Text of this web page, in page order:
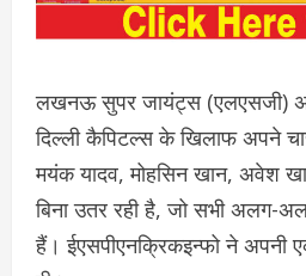
लखनऊ सुपर जायंट्स (एलएसजी)
दिल्ली कैपिटल्स के खिलाफ अपने
मयंक यादव, मोहसिन खान, अवेश
बिना उतर रही है, जो सभी अलग-
हैं। ईएसपीएनक्रिकइन्फो ने अपनी